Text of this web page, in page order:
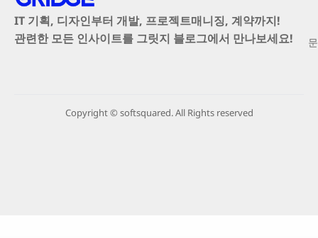
IT 기획, 디자인부터 개발, 프로젝트매니징, 계약까지!
관련한 모든 인사이트를 그릿지 블로그에서 만나보세요!
Copyright © softsquared. All Rights reserved